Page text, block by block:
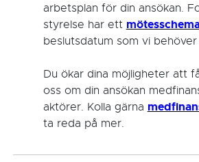
arbetsplan för din ansökan.
styrelse har ett
beslutsdatum som vi
Du ökar dina möjligheter att
oss om din ansökan
aktörer. Kolla gärna
ta reda på mer.